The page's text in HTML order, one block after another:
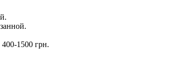
1500 грн.